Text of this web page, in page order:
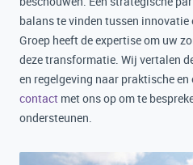
balans te vinden tussen innovatie
Groep heeft de expertise om uw
deze transformatie. Wij vertalen
en regelgeving naar praktische
contact met ons op om te
ondersteunen.